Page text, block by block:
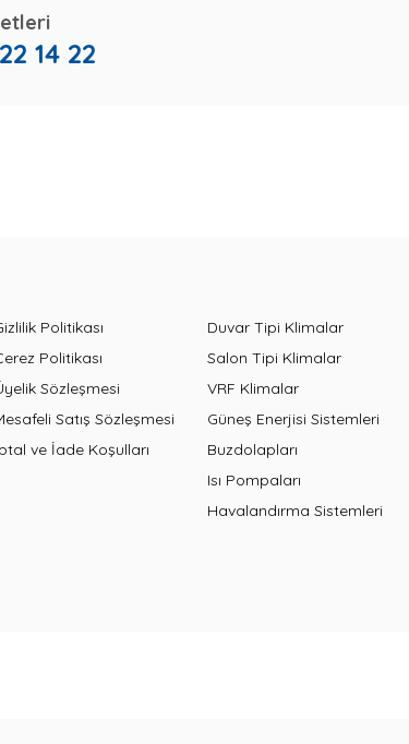
14 22
Politikası
Politikası
Sözleşmesi
Satış Sözleşmesi
ve İade Koşulları
Duvar Tipi Klimalar
Salon Tipi Klimalar
VRF Klimalar
Güneş Enerjisi Sistemleri
Buzdolapları
Isı Pompaları
Havalandırma Sistemleri